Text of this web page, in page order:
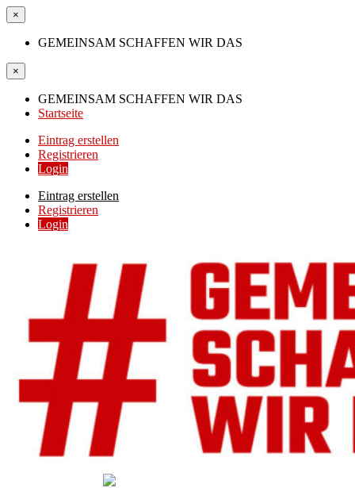
×
GEMEINSAM SCHAFFEN WIR DAS
×
GEMEINSAM SCHAFFEN WIR DAS
Startseite
Eintrag erstellen
Registrieren
Login
Eintrag erstellen
Registrieren
Login
GEMEINSAM SCHAFFEN WIR DAS